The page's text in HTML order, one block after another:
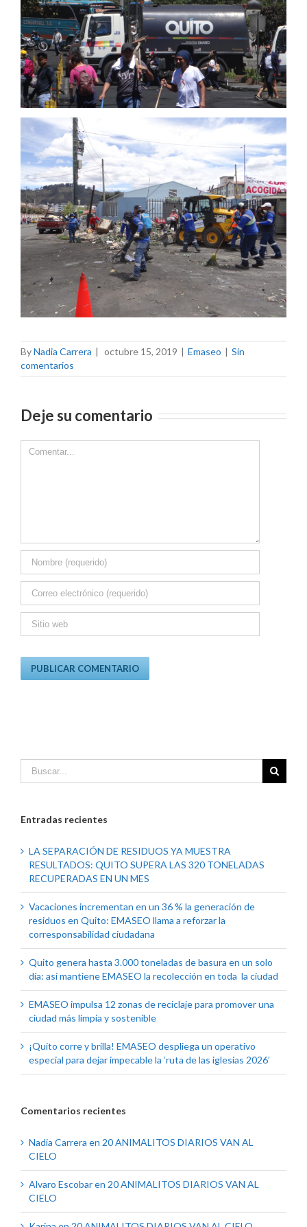
ByNadia Carrera | octubre 15, 2019 | Emaseo | Sin
comentarios
Deje su comentario
Comment
Entradas recientes
LA SEPARACIÓN DE RESIDUOS YA MUESTRA
RESULTADOS: QUITO SUPERA LAS 320 TONELADAS
RECUPERADAS EN UN MES
Vacaciones incrementan en un 36 % la generación de
residuos en Quito: EMASEO llama a reforzar la
corresponsabilidad ciudadana
Quito genera hasta 3.000 toneladas de basura en un solo
día: así mantiene EMASEO la recolección en toda la ciudad
EMASEO impulsa 12 zonas de reciclaje para promover una
ciudad más limpia y sostenible
¡Quito corre y brilla! EMASEO despliega un operativo
especial para dejar impecable la ‘ruta de las iglesias 2026’
Comentarios recientes
Nadia Carrera en 20 ANIMALITOS DIARIOS VAN AL
CIELO
Alvaro Escobaren 20 ANIMALITOS DIARIOS VAN AL
CIELO